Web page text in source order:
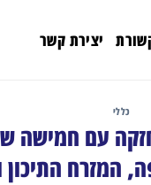
יצירת קשר
כללי
עם חמישה
המזרח התיכון